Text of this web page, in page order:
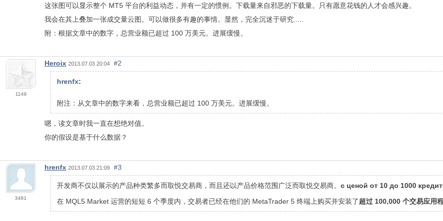
这张图可以显示整个 MT5 平台的利益动态，并有一定的惯例。下载量来自邪恶的下载量。只有愿意花钱的人才会感兴趣。
我会在其上叠加一张成交量云图。可以做很多有趣的事情。显然，完全沉迷于研究.....
附：根据文章中的数字，总营业额已超过 100 万美元。进展缓慢。
1149
Heroix 2013.07.03 20:04 #2
hrenfx:
附注：从文章中的数字来看，总营业额已超过 100 万美元。进展缓慢。
嗯，读文章时我一直在想绝对值。
你的假设是基于什么数据？
3481
hrenfx 2013.07.03 21:09 #3
开发商不仅以展示的产品种类繁多而取悦交易商，而且还以产品价格范围广泛而取悦交易商。 с ценой от 10 до 1000
在 MQL5 Market 运营的短短 6 个季度内，交易者已经在他们的 MetaTrader 5 终端上购买并安装了超过 100,000 个交易应用